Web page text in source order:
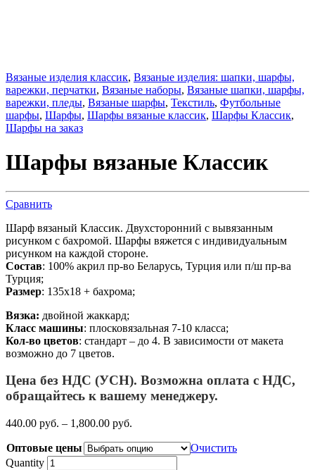
Вязаные изделия классик, Вязаные изделия: шапки, шарфы,
варежки, перчатки, Вязаные наборы, Вязаные шапки, шарфы,
варежки, пледы, Вязаные шарфы, Текстиль, Футбольные
шарфы, Шарфы, Шарфы вязаные классик, Шарфы Классик,
Шарфы на заказ
Шарфы вязаные Классик
Сравнить
Шарф вязаный Классик. Двухсторонний с вывязанным
рисунком с бахромой. Шарфы вяжется с индивидуальным
рисунком на каждой стороне.
Состав: 100% акрил пр-во Беларусь, Турция или п/ш пр-ва
Турция;
Размер: 135х18 + бахрома;
Вязка: двойной жаккард;
Класс машины: плосковязальная 7-10 класса;
Кол-во цветов: стандарт – до 4. В зависимости от макета
возможно до 7 цветов.
Цена без НДС (УСН). Возможна оплата с НДС,
обращайтесь к вашему менеджеру.
440.00 руб. – 1,800.00 руб.
Оптовые цены
Очистить
Quantity